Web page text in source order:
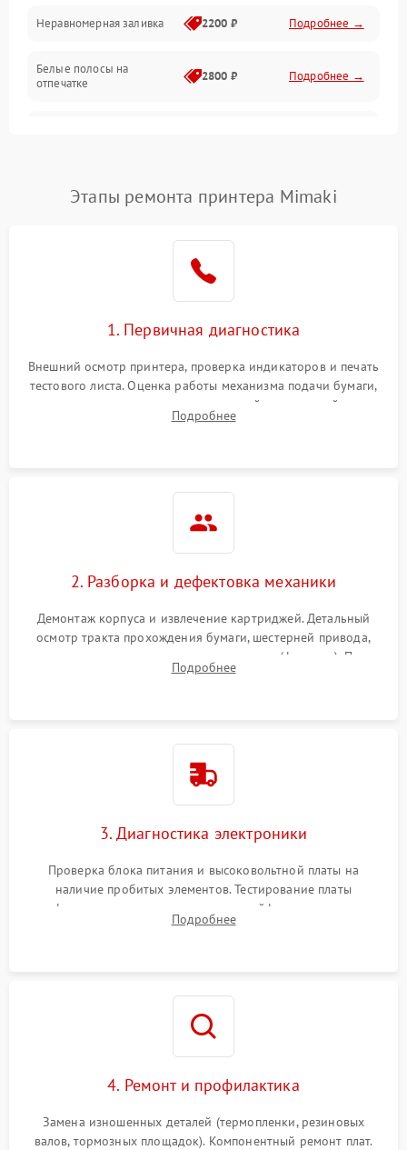
Режим работы
Питание и запуск
Неравномерная заливка 2200 ₽ Подробнее →
Белые полосы на
отпечатке
2800 ₽ Подробнее →
Этапы ремонта принтера Mimaki
1. Первичная диагностика
Внешний осмотр принтера, проверка индикаторов и печать
тестового листа. Оценка работы механизма подачи бумаги,
выявление посторонних шумов, замятий и первичный анализ
дефектов печати (полосы, фон, пробелы).
Подробнее
2. Разборка и дефектовка механики
Демонтаж корпуса и извлечение картриджей. Детальный
осмотр тракта прохождения бумаги, шестерней привода,
роликов захвата и узла термозакрепления (фьюзера). Поиск
физического износа и повреждений деталей.
Подробнее
3. Диагностика электроники
Проверка блока питания и высоковольтной платы на
наличие пробитых элементов. Тестирование платы
форматирования, целостности шлейфов, контактов
картриджа и оптопар (датчиков прохождения и наличия
Подробнее
4. Ремонт и профилактика
Замена изношенных деталей (термопленки, резиновых
валов, тормозных площадок). Компонентный ремонт плат.